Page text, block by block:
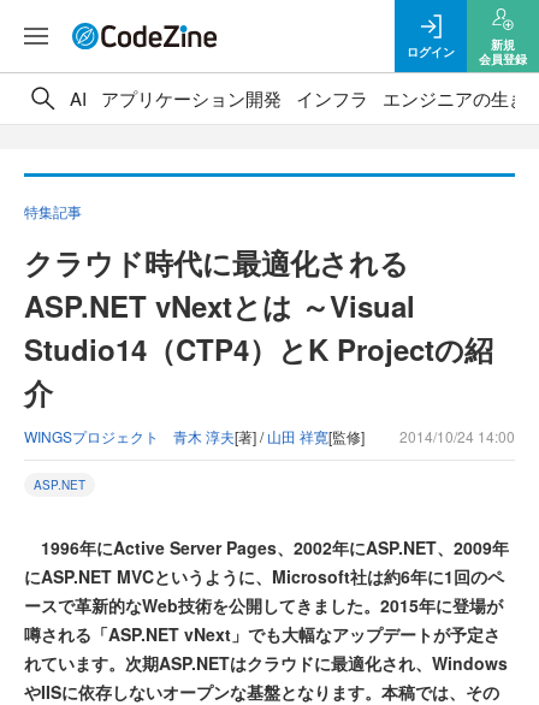
ログイン
新規
会員登録
AI アプリケーション開発 インフラ エンジニアの生き
特集記事
クラウド時代に最適化される
ASP.NET vNextとは ～Visual
Studio14（CTP4）とK Projectの紹
介
WINGSプロジェクト 青木 淳夫[著] /山田 祥寛[監修] 2014/10/24 14:00
ASP.NET
1996年にActive Server Pages、2002年にASP.NET、2009年
にASP.NET MVCというように、Microsoft社は約6年に1回のペ
ースで革新的なWeb技術を公開してきました。2015年に登場が
噂される「ASP.NET vNext」でも大幅なアップデートが予定さ
れています。次期ASP.NETはクラウドに最適化され、Windows
やIISに依存しないオープンな基盤となります。本稿では、その